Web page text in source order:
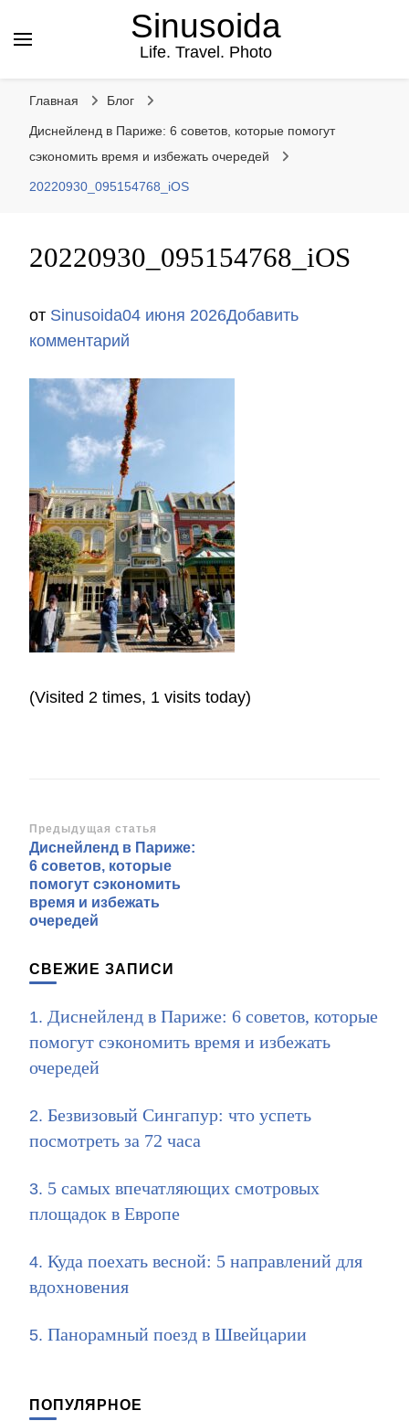
Sinusoida
Life. Travel. Photo
Главная Блог
Диснейленд в Париже: 6 советов, которые помогут
сэкономить время и избежать очередей
20220930_095154768_iOS
20220930_095154768_iOS
от Sinusoida04 июня 2026Добавить
комментарий
20220930_095154768_iOS
(Visited 2 times, 1 visits today)
Навигация
по
записям
Предыдущая статья
Диснейленд в Париже:
6 советов, которые
помогут сэкономить
время и избежать
очередей
СВЕЖИЕ ЗАПИСИ
Диснейленд в Париже: 6 советов, которые
помогут сэкономить время и избежать
очередей
Безвизовый Сингапур: что успеть
посмотреть за 72 часа
5 самых впечатляющих смотровых
площадок в Европе
Куда поехать весной: 5 направлений для
вдохновения
Панорамный поезд в Швейцарии
ПОПУЛЯРНОЕ